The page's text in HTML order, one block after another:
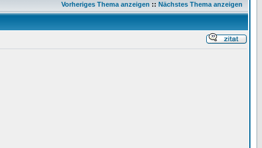
Vorheriges Thema anzeigen :: Nächstes Thema anzeigen